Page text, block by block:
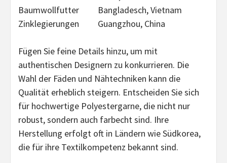
Baumwollfutter
Bangladesch, Vietnam
Zinklegierungen
Guangzhou, China
Fügen Sie feine Details hinzu, um mit
authentischen Designern zu konkurrieren. Die
Wahl der Fäden und Nähtechniken kann die
Qualität erheblich steigern. Entscheiden Sie sich
für hochwertige Polyestergarne, die nicht nur
robust, sondern auch farbecht sind. Ihre
Herstellung erfolgt oft in Ländern wie Südkorea,
die für ihre Textilkompetenz bekannt sind.